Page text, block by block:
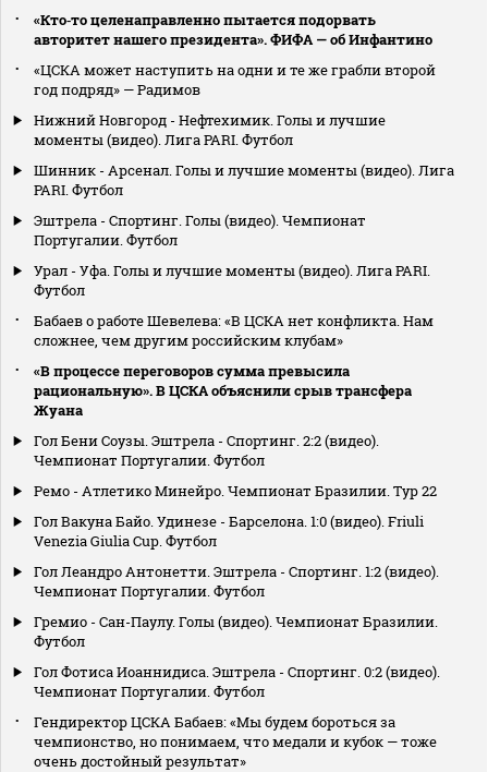
«Кто‑то целенаправленно пытается подорвать
авторитет нашего президента». ФИФА — об Инфантино
«ЦСКА может наступить на одни и те же грабли второй
год подряд» — Радимов
Нижний Новгород - Нефтехимик. Голы и лучшие
моменты (видео). Лига PARI. Футбол
Шинник - Арсенал. Голы и лучшие моменты (видео). Лига
PARI. Футбол
Эштрела - Спортинг. Голы (видео). Чемпионат
Португалии. Футбол
Урал - Уфа. Голы и лучшие моменты (видео). Лига PARI.
Футбол
Бабаев о работе Шевелева: «В ЦСКА нет конфликта. Нам
сложнее, чем другим российским клубам»
«В процессе переговоров сумма превысила
рациональную». В ЦСКА объяснили срыв трансфера
Жуана
Гол Бени Соузы. Эштрела - Спортинг. 2:2 (видео).
Чемпионат Португалии. Футбол
Ремо - Атлетико Минейро. Чемпионат Бразилии. Тур 22
Гол Вакуна Байо. Удинезе - Барселона. 1:0 (видео). Friuli
Venezia Giulia Cup. Футбол
Гол Леандро Антонетти. Эштрела - Спортинг. 1:2 (видео).
Чемпионат Португалии. Футбол
Гремио - Сан-Паулу. Голы (видео). Чемпионат Бразилии.
Футбол
Гол Фотиса Иоаннидиса. Эштрела - Спортинг. 0:2 (видео).
Чемпионат Португалии. Футбол
Гендиректор ЦСКА Бабаев: «Мы будем бороться за
чемпионство, но понимаем, что медали и кубок — тоже
очень достойный результат»